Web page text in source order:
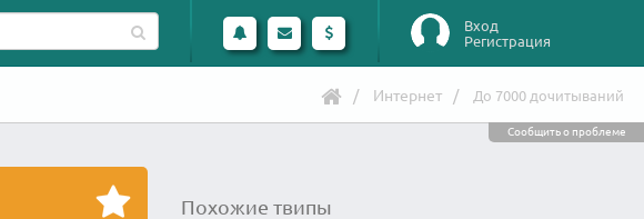
Вход
Регистрация
Интернет До 7000 дочитываний
Сообщить о проблеме
Похожие твипы